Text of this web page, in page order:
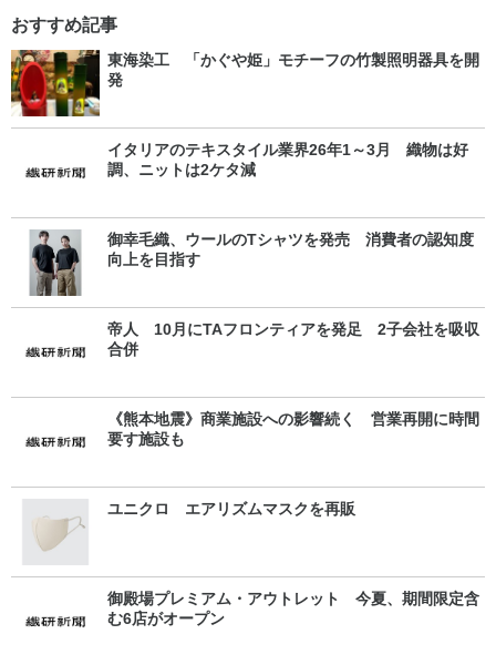
おすすめ記事
東海染工 「かぐや姫」モチーフの竹製照明器具を開
発
イタリアのテキスタイル業界26年1～3月 織物は好
調、ニットは2ケタ減
御幸毛織、ウールのTシャツを発売 消費者の認知度
向上を目指す
帝人 10月にTAフロンティアを発足 2子会社を吸収
合併
《熊本地震》商業施設への影響続く 営業再開に時間
要す施設も
ユニクロ エアリズムマスクを再販
御殿場プレミアム・アウトレット 今夏、期間限定含
む6店がオープン